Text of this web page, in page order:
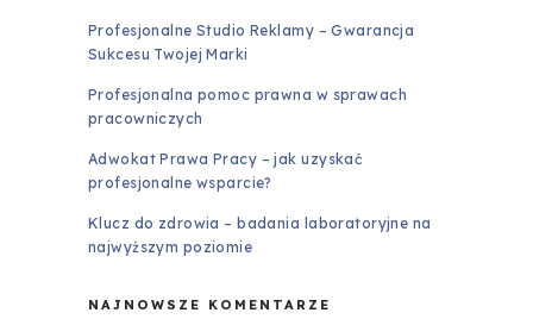
Profesjonalne Studio Reklamy – Gwarancja
Sukcesu Twojej Marki
Profesjonalna pomoc prawna w sprawach
pracowniczych
Adwokat Prawa Pracy – jak uzyskać
profesjonalne wsparcie?
Klucz do zdrowia – badania laboratoryjne na
najwyższym poziomie
NAJNOWSZE KOMENTARZE